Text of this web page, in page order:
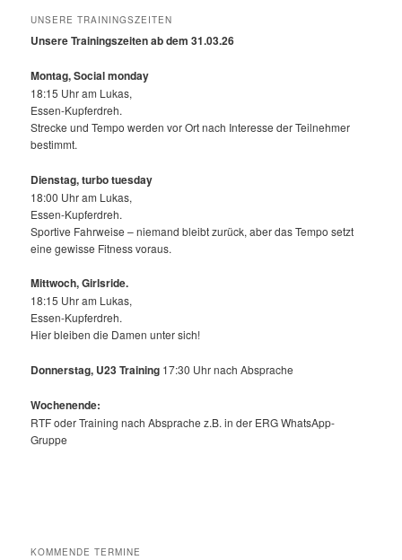
UNSERE TRAININGSZEITEN
Unsere Trainingszeiten ab dem 31.03.26
Montag, Social monday
18:15 Uhr am Lukas,
Essen-Kupferdreh.
Strecke und Tempo werden vor Ort nach Interesse der Teilnehmer
bestimmt.
Dienstag, turbo tuesday
18:00 Uhr am Lukas,
Essen-Kupferdreh.
Sportive Fahrweise – niemand bleibt zurück, aber das Tempo setzt
eine gewisse Fitness voraus.
Mittwoch,Girlsride.
18:15 Uhr am Lukas,
Essen-Kupferdreh.
Hier bleiben die Damen unter sich!
Donnerstag, U23 Training 17:30 Uhr nach Absprache
Wochenende:
RTF oder Training nach Absprache z.B. in der ERG WhatsApp-
Gruppe
KOMMENDE TERMINE